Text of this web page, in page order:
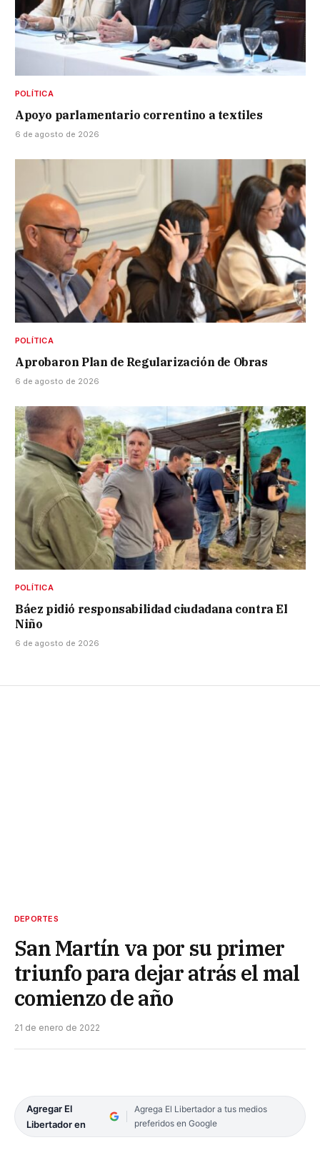
POLÍTICA
Apoyo parlamentario correntino a textiles
6 de agosto de 2026
POLÍTICA
Aprobaron Plan de Regularización de Obras
6 de agosto de 2026
POLÍTICA
Báez pidió responsabilidad ciudadana contra El
Niño
6 de agosto de 2026
DEPORTES
San Martín va por su primer
triunfo para dejar atrás el mal
comienzo de año
21 de enero de 2022
Agregar El
Libertador en
Agrega El Libertador a tus medios
preferidos en Google